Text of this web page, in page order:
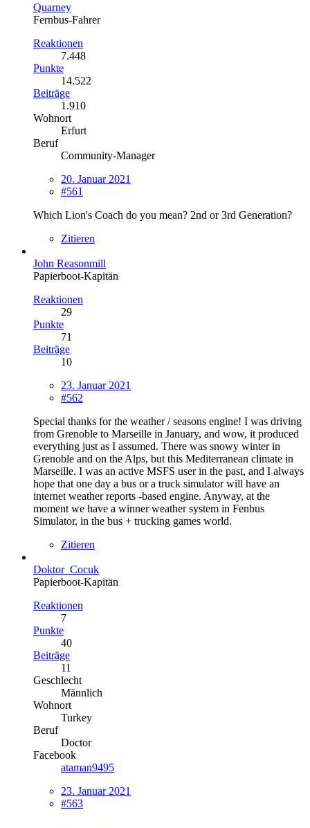
Quarney
Fernbus-Fahrer
Reaktionen
7.448
Punkte
14.522
Beiträge
1.910
Wohnort
Erfurt
Beruf
Community-Manager
20. Januar 2021
#561
Which Lion's Coach do you mean? 2nd or 3rd Generation?
Zitieren
John Reasonmill
Papierboot-Kapitän
Reaktionen
29
Punkte
71
Beiträge
10
23. Januar 2021
#562
Special thanks for the weather / seasons engine! I was driving
from Grenoble to Marseille in January, and wow, it produced
everything just as I assumed. There was snowy winter in
Grenoble and on the Alps, but this Mediterranean climate in
Marseille. I was an active MSFS user in the past, and I always
hope that one day a bus or a truck simulator will have an
internet weather reports -based engine. Anyway, at the
moment we have a winner weather system in Fenbus
Simulator, in the bus + trucking games world.
Zitieren
Doktor_Cocuk
Papierboot-Kapitän
Reaktionen
7
Punkte
40
Beiträge
11
Geschlecht
Männlich
Wohnort
Turkey
Beruf
Doctor
Facebook
ataman9495
23. Januar 2021
#563